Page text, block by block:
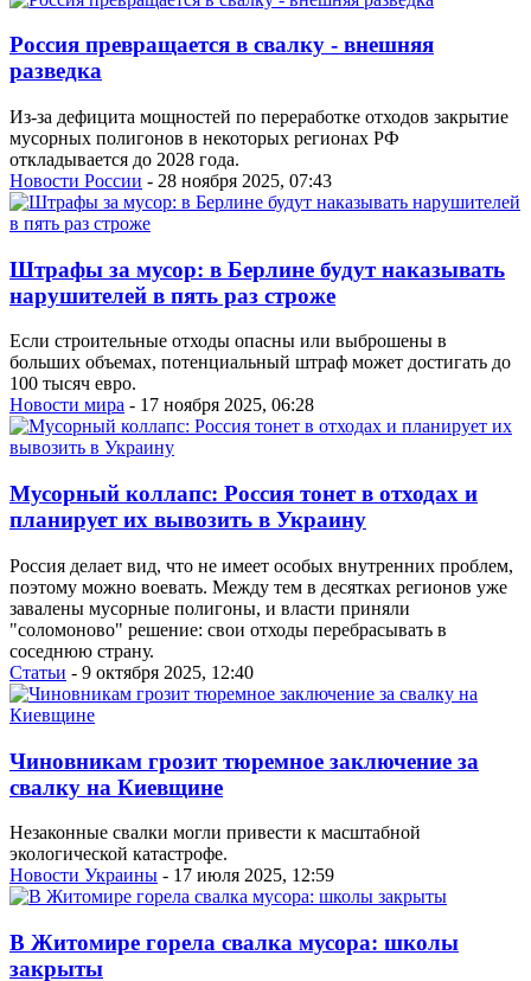
Россия превращается в свалку - внешняя
разведка
Из-за дефицита мощностей по переработке отходов закрытие
мусорных полигонов в некоторых регионах РФ
откладывается до 2028 года.
Новости России - 28 ноября 2025, 07:43
Штрафы за мусор: в Берлине будут наказывать
нарушителей в пять раз строже
Если строительные отходы опасны или выброшены в
больших объемах, потенциальный штраф может достигать до
100 тысяч евро.
Новости мира - 17 ноября 2025, 06:28
Мусорный коллапс: Россия тонет в отходах и
планирует их вывозить в Украину
Россия делает вид, что не имеет особых внутренних проблем,
поэтому можно воевать. Между тем в десятках регионов уже
завалены мусорные полигоны, и власти приняли
"соломоново" решение: свои отходы перебрасывать в
соседнюю страну.
Статьи - 9 октября 2025, 12:40
Чиновникам грозит тюремное заключение за
свалку на Киевщине
Незаконные свалки могли привести к масштабной
экологической катастрофе.
Новости Украины - 17 июля 2025, 12:59
В Житомире горела свалка мусора: школы
закрыты